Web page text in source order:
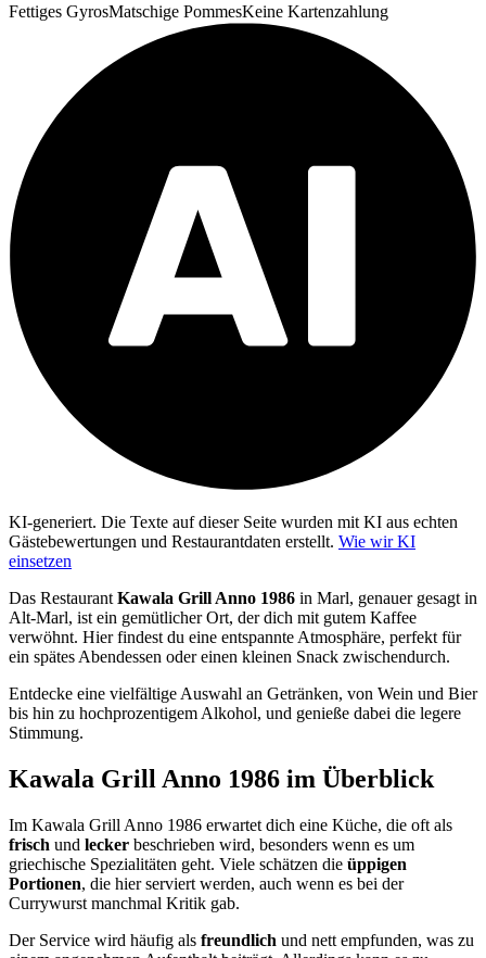
Fettiges GyrosMatschige PommesKeine Kartenzahlung
KI-generiert. Die Texte auf dieser Seite wurden mit KI aus echten
Gästebewertungen und Restaurantdaten erstellt. Wie wir KI
einsetzen
Das Restaurant Kawala Grill Anno 1986 in Marl, genauer gesagt in
Alt-Marl, ist ein gemütlicher Ort, der dich mit gutem Kaffee
verwöhnt. Hier findest du eine entspannte Atmosphäre, perfekt für
ein spätes Abendessen oder einen kleinen Snack zwischendurch.
Entdecke eine vielfältige Auswahl an Getränken, von Wein und Bier
bis hin zu hochprozentigem Alkohol, und genieße dabei die legere
Stimmung.
Kawala Grill Anno 1986 im Überblick
Im Kawala Grill Anno 1986 erwartet dich eine Küche, die oft als
frisch und lecker beschrieben wird, besonders wenn es um
griechische Spezialitäten geht. Viele schätzen die üppigen
Portionen, die hier serviert werden, auch wenn es bei der
Currywurst manchmal Kritik gab.
Der Service wird häufig als freundlich und nett empfunden, was zu